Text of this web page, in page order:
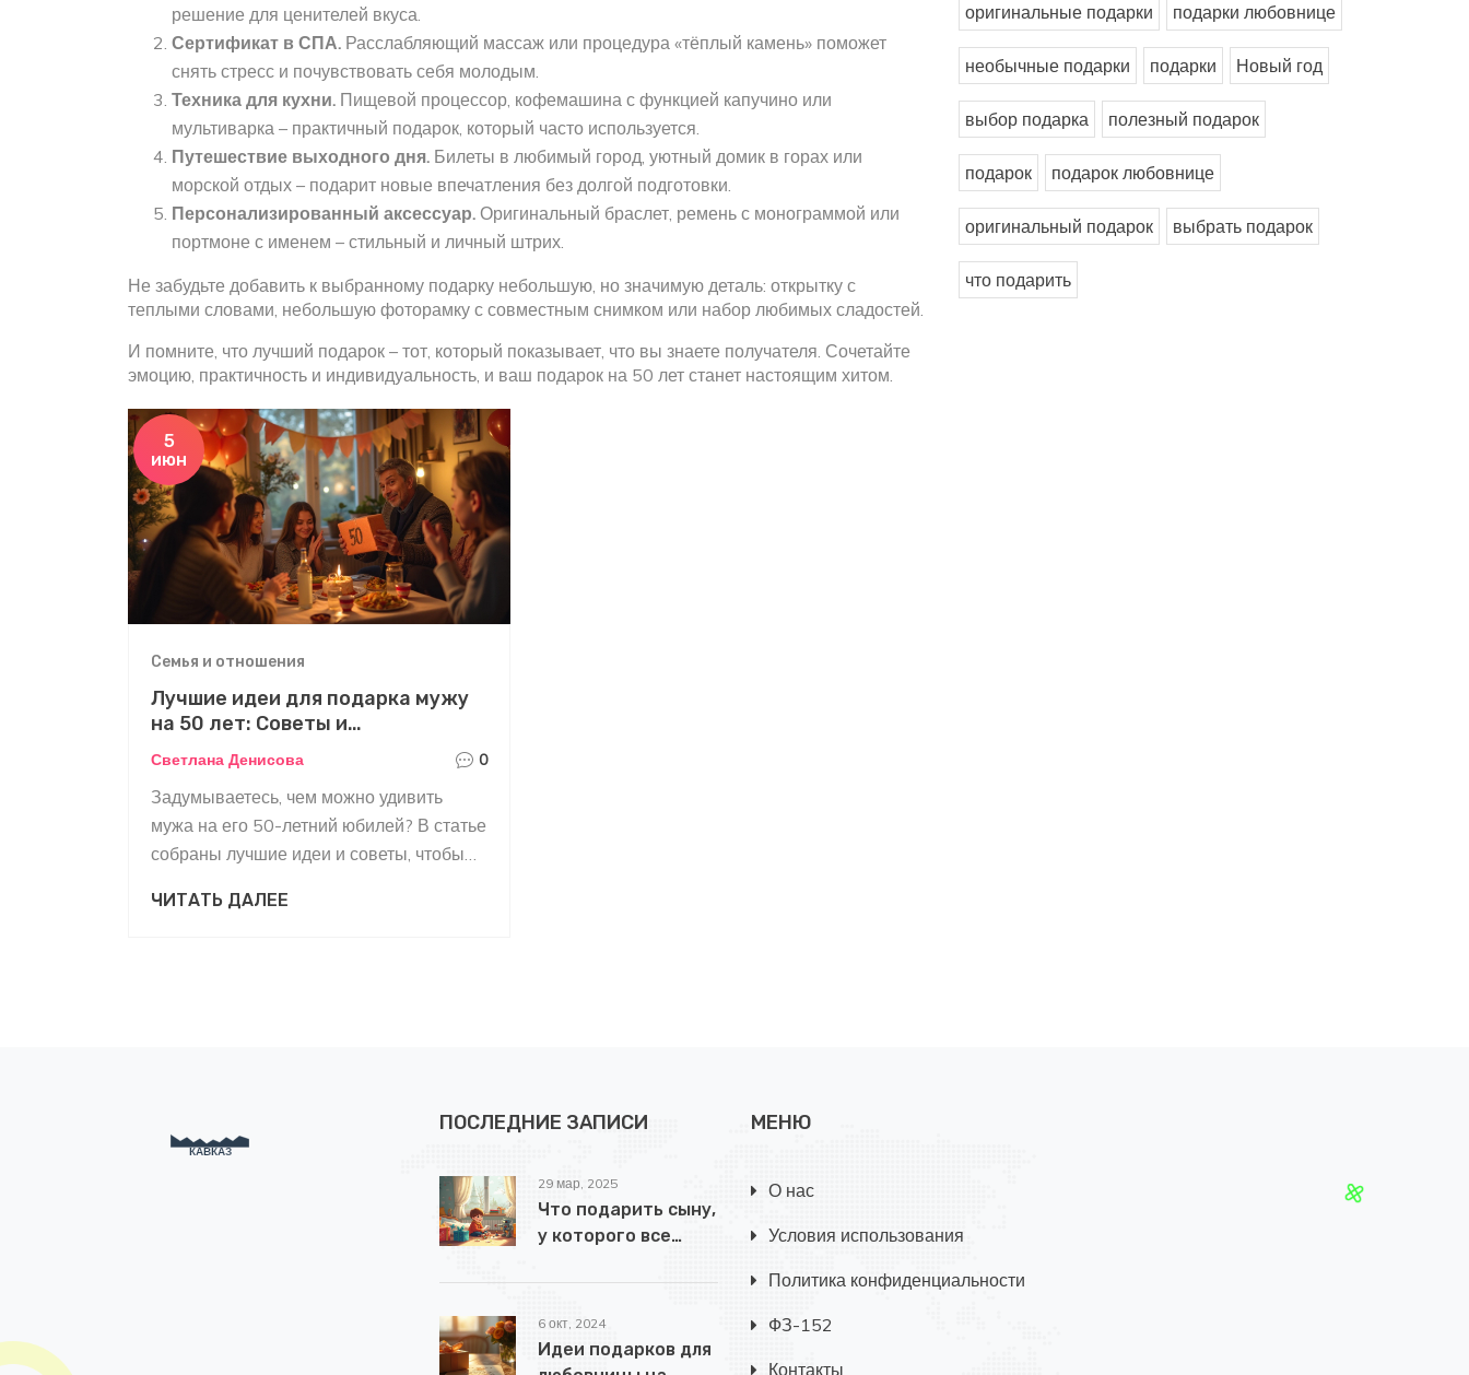
решение для ценителей вкуса.
Сертификат в СПА. Расслабляющий массаж или процедура «тёплый камень» поможет
снять стресс и почувствовать себя молодым.
Техника для кухни. Пищевой процессор, кофемашина с функцией капучино или
мультиварка – практичный подарок, который часто используется.
Путешествие выходного дня. Билеты в любимый город, уютный домик в горах или
морской отдых – подарит новые впечатления без долгой подготовки.
Персонализированный аксессуар. Оригинальный браслет, ремень с монограммой или
портмоне с именем – стильный и личный штрих.
Не забудьте добавить к выбранному подарку небольшую, но значимую деталь: открытку с
теплыми словами, небольшую фоторамку с совместным снимком или набор любимых сладостей.
И помните, что лучший подарок – тот, который показывает, что вы знаете получателя. Сочетайте
эмоцию, практичность и индивидуальность, и ваш подарок на 50 лет станет настоящим хитом.
5
июн
Семья и отношения
Лучшие идеи для подарка мужу
на 50 лет: Советы и
рекомендации
Светлана Денисова 0
Задумываетесь, чем можно удивить
мужа на его 50-летний юбилей? В статье
собраны лучшие идеи и советы, чтобы
подарок. Узнайте, как создать
ЧИТАТЬ ДАЛЕЕ
оригинальные подарки подарки любовнице
необычные подарки подарки Новый год
выбор подарка полезный подарок
подарок подарок любовнице
оригинальный подарок выбрать подарок
что подарить
ПОСЛЕДНИЕ ЗАПИСИ
29 мар, 2025
Что подарить сыну,
у которого все
6 окт, 2024
Идеи подарков для
МЕНЮ
О нас
Условия использования
Политика конфиденциальности
ФЗ-152
Контакты